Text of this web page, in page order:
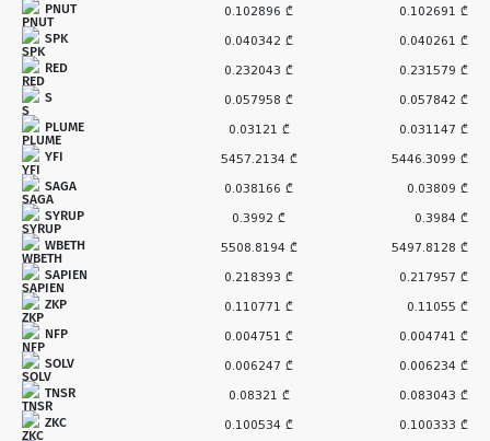
PNUT 0.102896 ₾ 0.102691 ₾
SPK 0.040342 ₾ 0.040261 ₾
RED 0.232043 ₾ 0.231579 ₾
S 0.057958 ₾ 0.057842 ₾
PLUME 0.03121 ₾ 0.031147 ₾
YFI 5457.2134 ₾ 5446.3099 ₾
SAGA 0.038166 ₾ 0.03809 ₾
SYRUP 0.3992 ₾ 0.3984 ₾
WBETH 5508.8194 ₾ 5497.8128 ₾
SAPIEN 0.218393 ₾ 0.217957 ₾
ZKP 0.110771 ₾ 0.11055 ₾
NFP 0.004751 ₾ 0.004741 ₾
SOLV 0.006247 ₾ 0.006234 ₾
TNSR 0.08321 ₾ 0.083043 ₾
ZKC 0.100534 ₾ 0.100333 ₾